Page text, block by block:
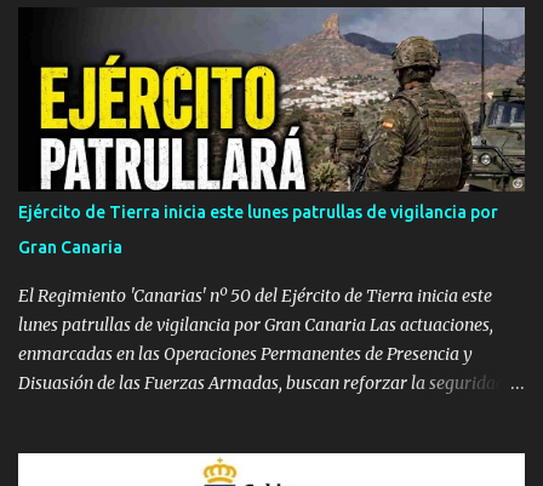
(medianías y costas). Avisos amarillos de 34 ºC a 35 ºC en el área
metropolitana y norte. Lanzarote, Fuerteventura, La Palma, La
Gomera y El Hierro: Avisos amarillos generalizados por máximas
de 35 ºC (con picos de 37 ºC). Vientos de hasta 70-80 km/h en La
Gomera y Lanzarote. Densa calima en altura. Martes, 4 de agosto:
Calor extremo persistente en Gran Canaria y La Palma Gran
Canaria: Mantiene el aviso naranja con máximas de 39 ºC ,
pudiendo rebasar de nuevo los 40 ºC en Tejeda y medianías.
Viento moderado con rachas de 70 km/h. La Palma: Sube el nivel a
aviso naranja. Temperaturas de 37 ºC en cu...
Ejército de Tierra inicia este lunes patrullas de vigilancia por
Gran Canaria
El Regimiento 'Canarias' nº 50 del Ejército de Tierra inicia este
lunes patrullas de vigilancia por Gran Canaria Las actuaciones,
enmarcadas en las Operaciones Permanentes de Presencia y
Disuasión de las Fuerzas Armadas, buscan reforzar la seguridad
Infantería 'Canarias' nº 50 , perteneciente a la Brigada 'Canarias'